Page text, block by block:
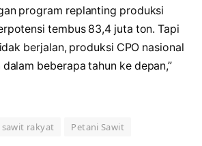
program replanting produksi
tembus 83,4 juta ton. Tapi
berjalan, produksi CPO nasional
beberapa tahun ke depan,”
sawit rakyat
Petani Sawit